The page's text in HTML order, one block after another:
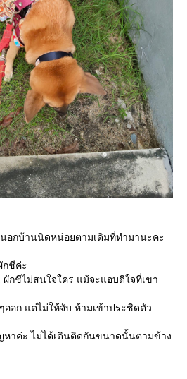
อกบ้านนิดหน่อยตามเดิมที่ทำมานะคะ
กชีค่ะ
กชีไม่สนใจใคร แม้จะแอบดีใจที่เขา
ออก แต่ไม่ให้จับ ห้ามเข้าประชิดตัว
หาค่ะ ไม่ได้เดินติดกันขนาดนั้นตามข้าง